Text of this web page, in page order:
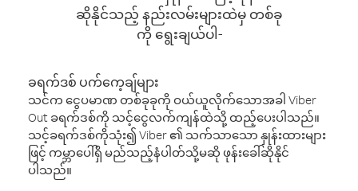
ဆိုနိုင်သည့် နည်းလမ်းများထဲမှ တစ်ခု
ကို ရွေးချယ်ပါ-
ခရက်ဒစ် ပက်ကေ့ချ်များ
သင်က ငွေပမာဏ တစ်ခုခုကို ဝယ်ယူလိုက်သောအခါ Viber
Out ခရက်ဒစ်ကို သင့်ငွေလက်ကျန်ထဲသို့ ထည့်ပေးပါသည်။
သင့်ခရက်ဒစ်ကိုသုံး၍ Viber ၏ သက်သာသော နှုန်းထားများ
ဖြင့် ကမ္ဘာပေါ်ရှိ မည်သည့်နံပါတ်သို့မဆို ဖုန်းခေါ်ဆိုနိုင်
ပါသည်။